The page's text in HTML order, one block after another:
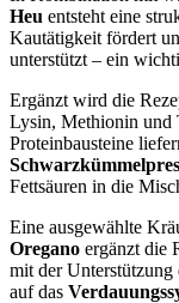
Heu entsteht eine
Kautätigkeit fördert
unterstützt – ein
Ergänzt wird die
Lysin, Methionin und
Proteinbausteine
Fettsäuren in die
Eine ausgewählte
Oregano ergänzt die
mit der Unterstützung
auf das